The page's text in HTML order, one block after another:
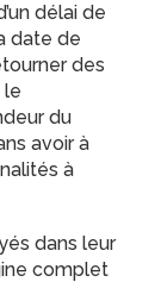
délai de
date de
des
le
du
avoir à
à
dans leur
complet